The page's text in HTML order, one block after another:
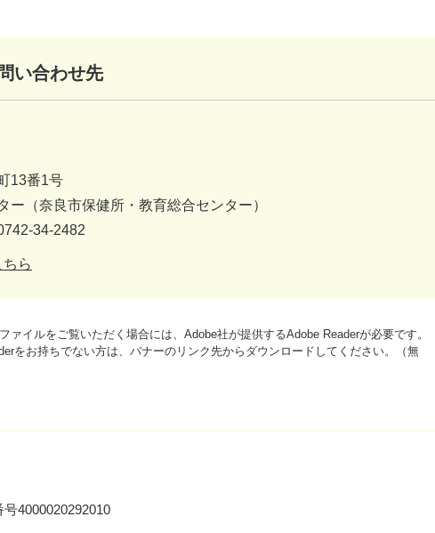
い合わせ先
13番1号
ー（奈良市保健所・教育総合センター）
34-2482
ら
ァイルをご覧いただく場合には、Adobe社が提供するAdobe Readerが必要です。
をお持ちでない方は、バナーのリンク先からダウンロードしてください。（無
号4000020292010